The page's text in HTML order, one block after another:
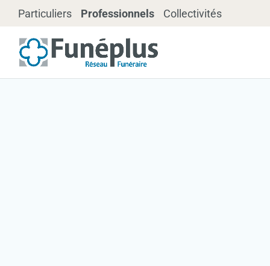
Particuliers Professionnels Collectivités